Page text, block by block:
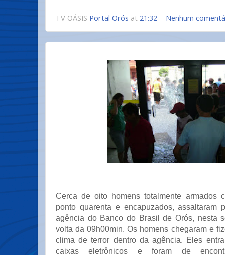
TV OÁSIS Portal Orós at 21:32 Nenhum
Cerca de oito homens totalmente armados
ponto quarenta e encapuzados, assaltaram
agência do Banco do Brasil de Orós, nesta
volta da 09h00min. Os homens chegaram e
clima de terror dentro da agência. Eles
caixas eletrônicos e foram de